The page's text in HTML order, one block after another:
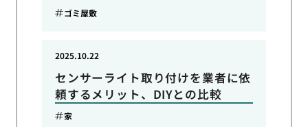
ゴミ屋敷
センサーライト取り付けを業者に依
頼するメリット、DIYとの比較
2025.10.22
家